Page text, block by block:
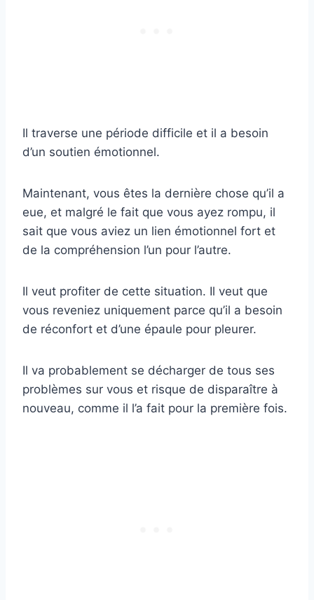
Il traverse une période difficile et il a besoin
d’un soutien émotionnel.
Maintenant, vous êtes la dernière chose qu’il a
eue, et malgré le fait que vous ayez rompu, il
sait que vous aviez un lien émotionnel fort et
de la compréhension l’un pour l’autre.
Il veut profiter de cette situation. Il veut que
vous reveniez uniquement parce qu’il a besoin
de réconfort et d’une épaule pour pleurer.
Il va probablement se décharger de tous ses
problèmes sur vous et risque de disparaître à
nouveau, comme il l’a fait pour la première fois.